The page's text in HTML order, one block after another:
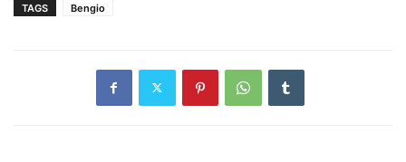
TAGS
Bengio